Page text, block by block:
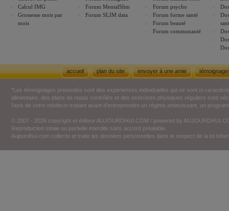
Calcul IMG
Grossesse mois par
mois
Forum MentalSlim
Forum SLIM data
Forum psycho
Forum forme santé
Forum beauté
Forum communauté
accueil plan du site envoyer à une amie
*Les témoignages présentés sont des expériences individuelles qui ne sont ni
alimentaire, des plans de repas contrôlés et des exercices physiques réguliers sont
l'avis de votre médecin traitant avant d'entreprendre un régime amincissant, un
© 2007 - 2026 copyright et éditeur AUJOURDHUI.COM / powered by
Reproduction totale ou partielle interdite sans accord préalable.
Aujourdhui.com collecte et traite les données personnelles dans le respect de la loi